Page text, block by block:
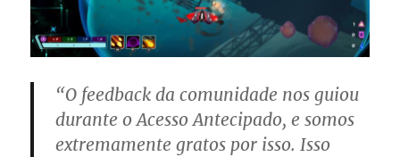
“O feedback da comunidade nos guiou
durante o Acesso Antecipado, e somos
extremamente gratos por isso. Isso